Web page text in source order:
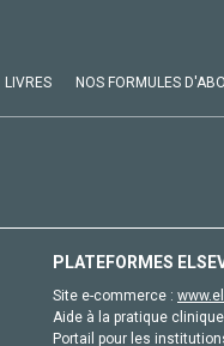
LIVRES NOS FORMULES
PLATEFORMES
Site e-commerce :
Aide à la pratique
Portail pour les